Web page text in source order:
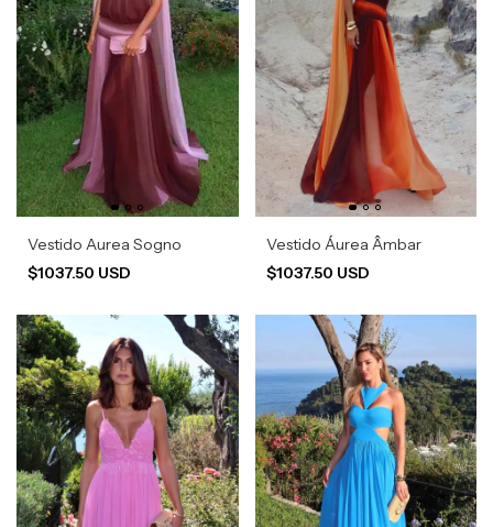
Vestido Aurea Sogno
$1037.50 USD
Vestido Áurea Âmbar
$1037.50 USD